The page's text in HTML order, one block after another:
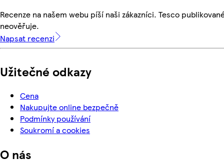
Recenze na našem webu píší naši zákazníci. Tesco
neověřuje.
Napsat recenzi
Užitečné odkazy
Cena
Nakupujte online bezpečně
Podmínky používání
Soukromí a cookies
O nás